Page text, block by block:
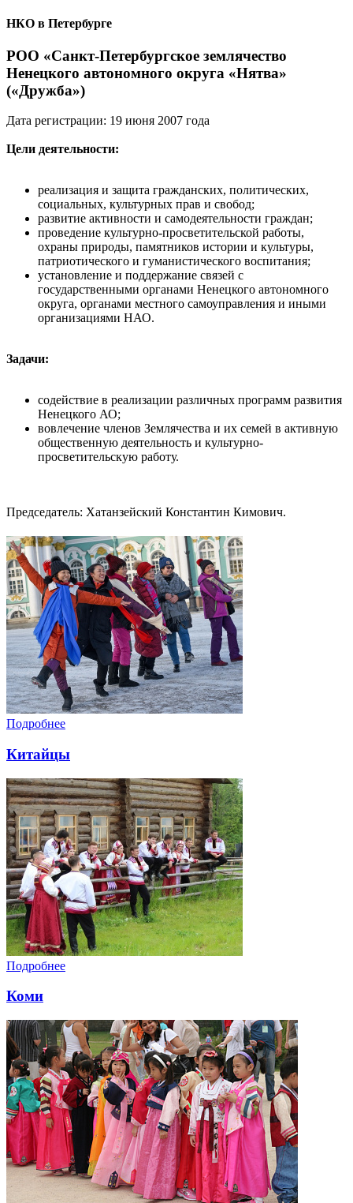
НКО в Петербурге
РОО «Санкт-Петербургское землячество
Ненецкого автономного округа «Нятва»
(«Дружба»)
Дата регистрации: 19 июня 2007 года
Цели деятельности:
реализация и защита гражданских, политических,
социальных, культурных прав и свобод;
развитие активности и самодеятельности граждан;
проведение культурно-просветительской работы,
охраны природы, памятников истории и культуры,
патриотического и гуманистического воспитания;
установление и поддержание связей с
государственными органами Ненецкого автономного
округа, органами местного самоуправления и иными
организациями НАО.
Задачи:
содействие в реализации различных программ развития
Ненецкого АО;
вовлечение членов Землячества и их семей в активную
общественную деятельность и культурно-
просветительскую работу.
Председатель: Хатанзейский Константин Кимович.
Подробнее
Китайцы
Подробнее
Коми